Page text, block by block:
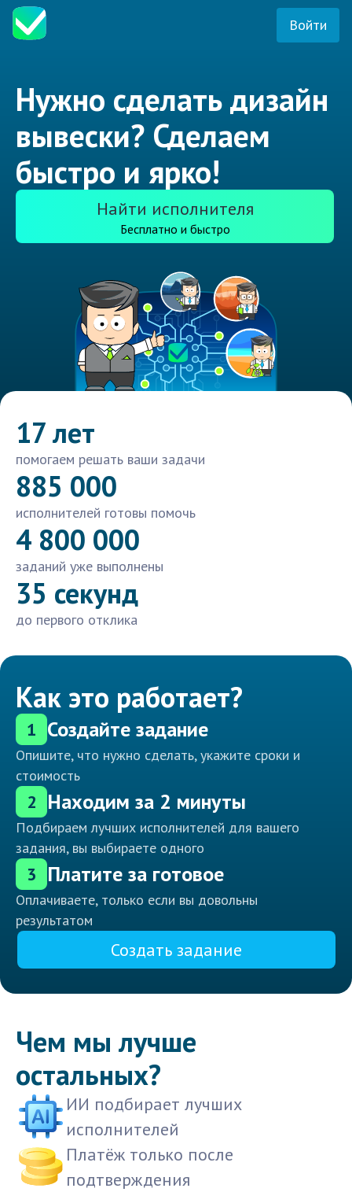
Войти
Нужно сделать дизайн
вывески? Сделаем
быстро и ярко!
Найти исполнителя
Бесплатно и быстро
17 лет
помогаем решать ваши задачи
885 000
исполнителей готовы помочь
4 800 000
заданий уже выполнены
35 секунд
до первого отклика
Как это работает?
1 Создайте задание
Опишите, что нужно сделать, укажите сроки и
стоимость
2 Находим за 2 минуты
Подбираем лучших исполнителей для вашего
задания, вы выбираете одного
3 Платите за готовое
Оплачиваете, только если вы довольны
результатом
Создать задание
Чем мы лучше
остальных?
ИИ подбирает лучших
исполнителей
Платёж только после
подтверждения